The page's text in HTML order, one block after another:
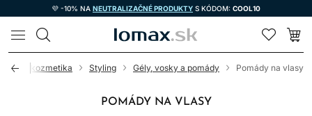
💜 -10% NA NEUTRALIZAČNÉ PRODUKTY S KÓDOM: COOL10
LOMAX
kozmetika Styling Gély, vosky a pomády Pomády na vlasy
POMÁDY NA VLASY